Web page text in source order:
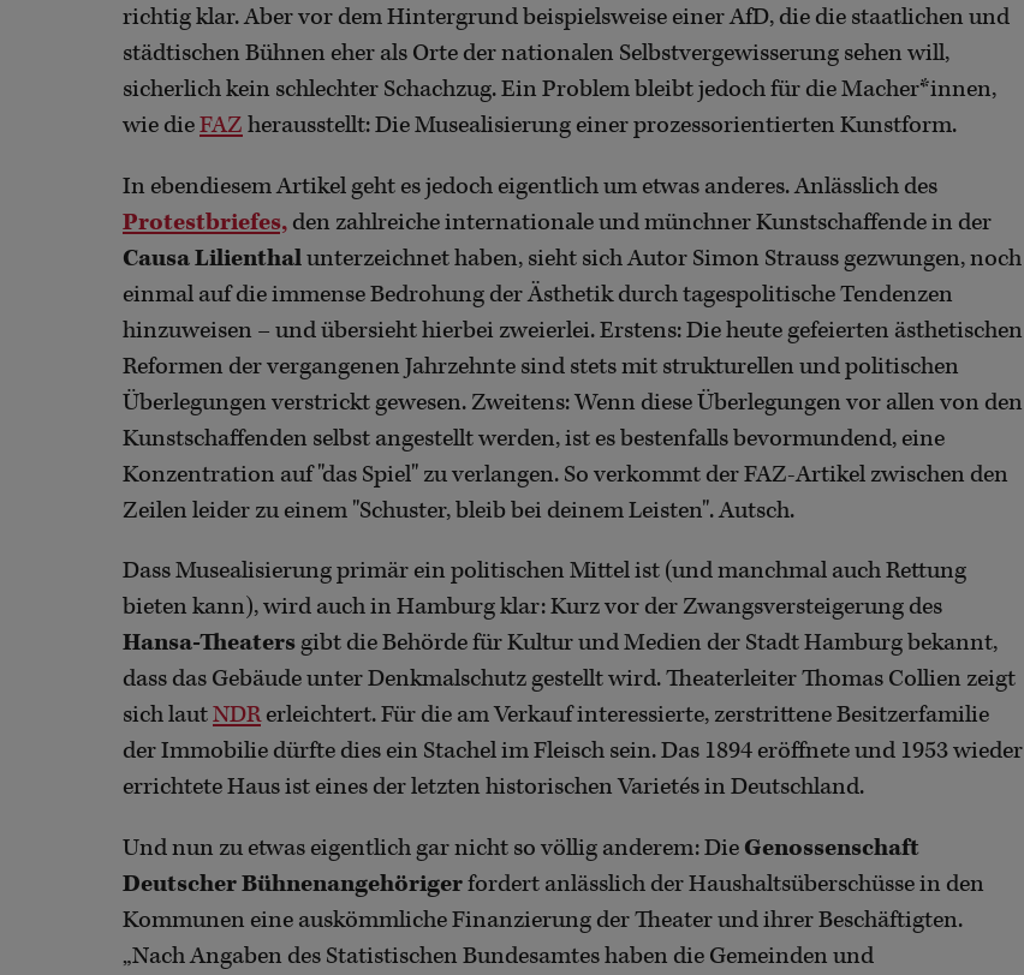
richtig klar. Aber vor dem Hintergrund beispielsweise einer AfD, die die staatlichen und
städtischen Bühnen eher als Orte der nationalen Selbstvergewisserung sehen will,
sicherlich kein schlechter Schachzug. Ein Problem bleibt jedoch für die Macher*innen,
wie dieFAZ herausstellt: Die Musealisierung einer prozessorientierten Kunstform.
In ebendiesem Artikel geht es jedoch eigentlich um etwas anderes. Anlässlich des
Protestbriefes, den zahlreiche internationale und münchner Kunstschaffende in der
Causa Lilienthalunterzeichnet haben, sieht sich Autor Simon Strauss gezwungen, noch
einmal auf die immense Bedrohung der Ästhetik durch tagespolitische Tendenzen
hinzuweisen – und übersieht hierbei zweierlei. Erstens: Die heute gefeierten ästhetischen
Reformen der vergangenen Jahrzehnte sind stets mit strukturellen und politischen
Überlegungen verstrickt gewesen. Zweitens: Wenn diese Überlegungen vor allen von den
Kunstschaffenden selbst angestellt werden, ist es bestenfalls bevormundend, eine
Konzentration auf "das Spiel" zu verlangen. So verkommt der FAZ-Artikel zwischen den
Zeilen leider zu einem "Schuster, bleib bei deinem Leisten". Autsch.
Dass Musealisierung primär ein politischen Mittel ist (und manchmal auch Rettung
bieten kann), wird auch in Hamburg klar: Kurz vor der Zwangsversteigerung des
Hansa-Theaters gibt die Behörde für Kultur und Medien der Stadt Hamburg bekannt,
dass das Gebäude unter Denkmalschutz gestellt wird. Theaterleiter Thomas Collien zeigt
sich lautNDRerleichtert. Für die am Verkauf interessierte, zerstrittene Besitzerfamilie
der Immobilie dürfte dies ein Stachel im Fleisch sein. Das 1894 eröffnete und 1953 wieder
errichtete Haus ist eines der letzten historischen Varietés in Deutschland.
Und nun zu etwas eigentlich gar nicht so völlig anderem: Die Genossenschaft
Deutscher Bühnenangehörigerfordert anlässlich der Haushaltsüberschüsse in den
Kommunen eine auskömmliche Finanzierung der Theater und ihrer Beschäftigten.
„Nach Angaben des Statistischen Bundesamtes haben die Gemeinden und